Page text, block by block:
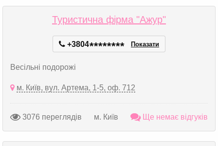
Туристична фірма "Ажур"
+3804******** Показати
Весільні подорожі
м. Київ, вул. Артема, 1-5, оф. 712
3076 переглядів м. Київ Ще немає відгуків